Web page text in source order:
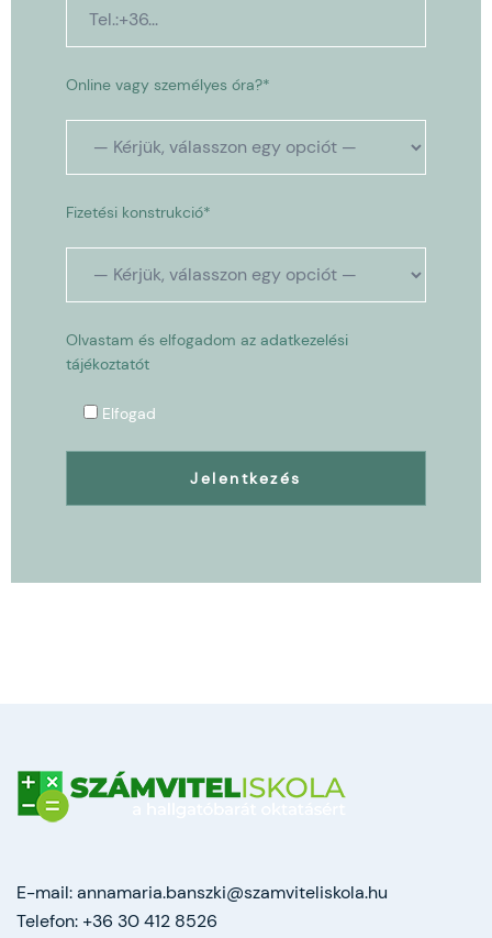
Online vagy személyes óra?*
Fizetési konstrukció*
Olvastam és elfogadom az adatkezelési
tájékoztatót
Elfogad
E-mail:annamaria.banszki@szamviteliskola.hu
Telefon: +36 30 412 8526